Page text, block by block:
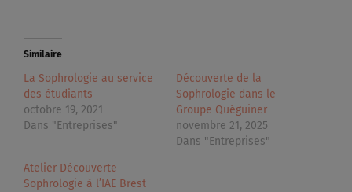
Similaire
La Sophrologie au service
des étudiants
octobre 19, 2021
Dans "Entreprises"
Découverte de la
Sophrologie dans le
Groupe Quéguiner
novembre 21, 2025
Dans "Entreprises"
Atelier Découverte
Sophrologie à l’IAE Brest